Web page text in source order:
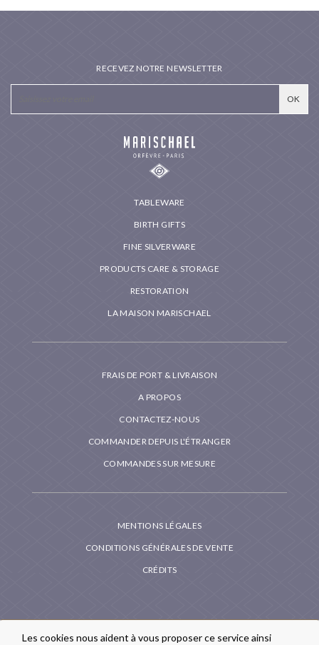
TABLEWARE
BIRTH GIFTS
FINE SILVERWARE
PRODUCTS CARE & STORAGE
RESTORATION
LA MAISON MARISCHAEL
FRAIS DE PORT & LIVRAISON
A PROPOS
CONTACTEZ-NOUS
COMMANDER DEPUIS L'ÉTRANGER
COMMANDES SUR MESURE
MENTIONS LÉGALES
CONDITIONS GÉNÉRALES DE VENTE
CRÉDITS
RECEVEZ NOTRE NEWSLETTER
Les cookies nous aident à vous proposer ce service ainsi